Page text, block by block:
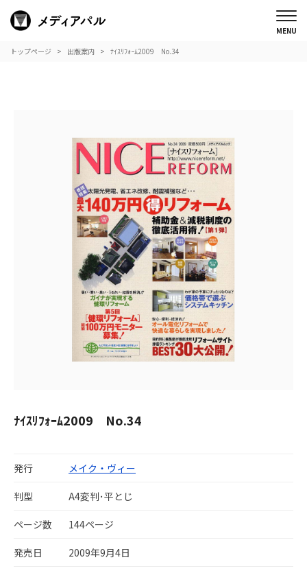
トップページ 出版案内 ﾅｲｽﾘﾌｫｰﾑ2009 No.34
ﾅｲｽﾘﾌｫｰﾑ2009 No.34
発行 メイク・ヴィー
判型 A4変判･平とじ
ページ数 144ページ
発売日 2009年9月4日